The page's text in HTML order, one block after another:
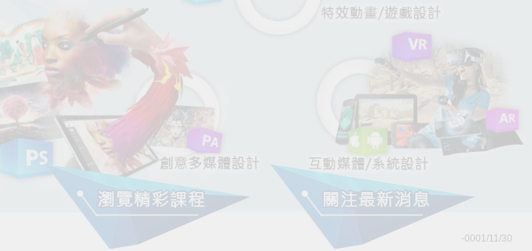
-0001/11/30